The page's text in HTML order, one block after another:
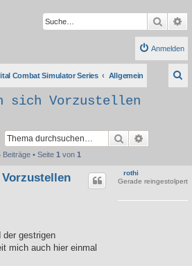
Suche
Anmelden
Combat Simulator Series Allgemein
sich Vorzustellen
Suche
Beiträge • Seite 1 von 1
rothi
Gerade reingestolpert
der gestrigen
mich auch hier einmal